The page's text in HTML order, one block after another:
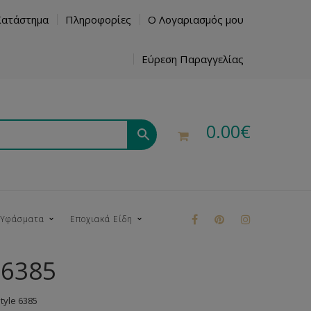
Πληροφορίες Ο Λογαριασμός μου
Εύρεση Παραγγελίας
0.00€
Εποχιακά Είδη
6385